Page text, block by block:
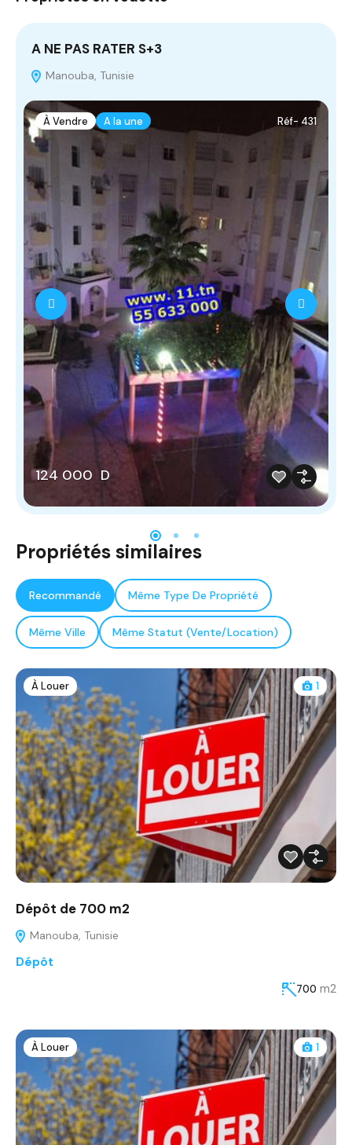
A NE PAS RATER S+3
Manouba, Tunisie
À Vendre A la une Réf- 431
124 000 D
Propriétés similaires
Recommandé Même Type De Propriété
Même Ville Même Statut (Vente/Location)
À Louer 1
Dépôt de 700 m2
Manouba, Tunisie
Dépôt
700 m2
À Louer 1